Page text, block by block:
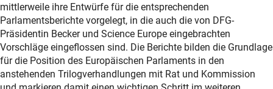
mittlerweile ihre Entwürfe für die entsprechenden
Parlamentsberichte vorgelegt, in die auch die von DFG-
Präsidentin Becker und Science Europe eingebrachten
Vorschläge eingeflossen sind. Die Berichte bilden die Grundlage
für die Position des Europäischen Parlaments in den
anstehenden Trilogverhandlungen mit Rat und Kommission